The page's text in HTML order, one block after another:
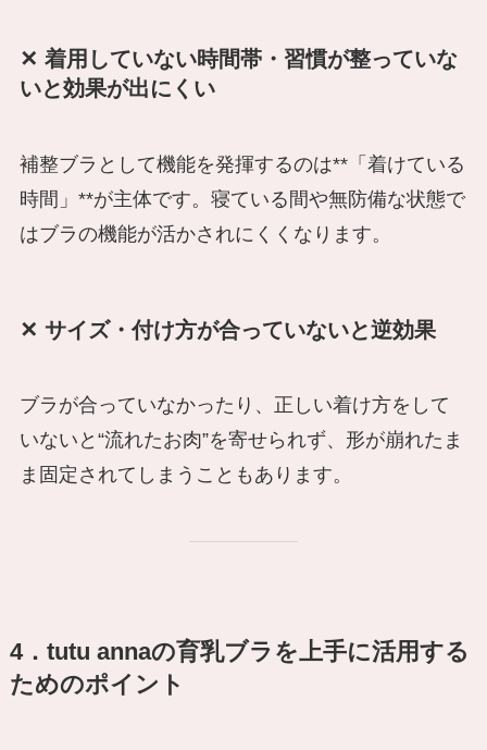
✕ 着用していない時間帯・習慣が整っていな
いと効果が出にくい
補整ブラとして機能を発揮するのは**「着けている
時間」**が主体です。寝ている間や無防備な状態で
はブラの機能が活かされにくくなります。
✕ サイズ・付け方が合っていないと逆効果
ブラが合っていなかったり、正しい着け方をして
いないと“流れたお肉”を寄せられず、形が崩れたま
ま固定されてしまうこともあります。
4．tutu annaの育乳ブラを上手に活用する
ためのポイント